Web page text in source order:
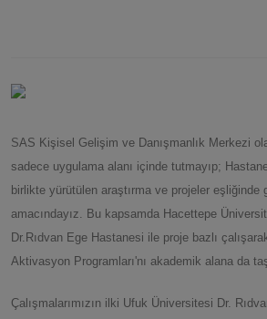
SAS Kişisel Gelişim ve Danışmanlık Merkezi
sadece uygulama alanı içinde tutmayıp;
birlikte yürütülen araştırma ve projeler eşliğinde
amacındayız. Bu kapsamda Hacettepe
Dr.Rıdvan Ege Hastanesi ile proje bazlı
Aktivasyon Programları'nı akademik alana da
Çalışmalarımızın ilki Ufuk Üniversitesi Dr.